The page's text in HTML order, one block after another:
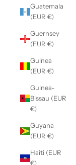
Guatemala
(EUR €)
Guernsey
(EUR €)
Guinea
(EUR €)
Guinea-
Bissau (EUR
€)
Guyana
(EUR €)
Haiti (EUR
€)